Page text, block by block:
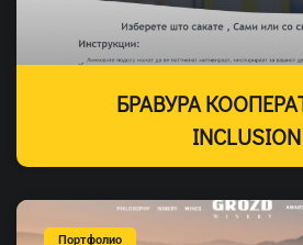
БРАВУРА
INCLUSION
Портфолио